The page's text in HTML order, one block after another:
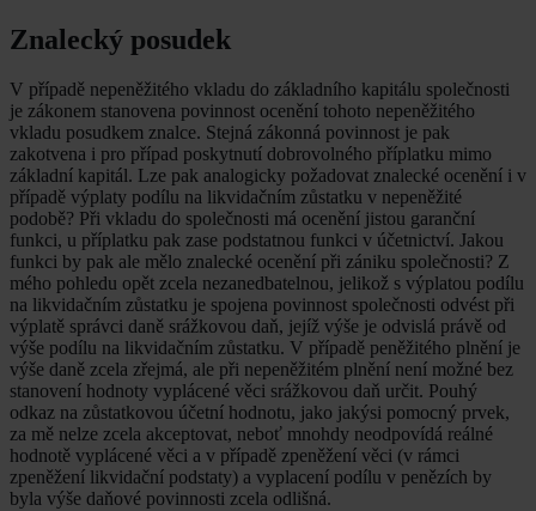
Znalecký posudek
V případě nepeněžitého vkladu do základního kapitálu společnosti
je zákonem stanovena povinnost ocenění tohoto nepeněžitého
vkladu posudkem znalce. Stejná zákonná povinnost je pak
zakotvena i pro případ poskytnutí dobrovolného příplatku mimo
základní kapitál. Lze pak analogicky požadovat znalecké ocenění i v
případě výplaty podílu na likvidačním zůstatku v nepeněžité
podobě? Při vkladu do společnosti má ocenění jistou garanční
funkci, u příplatku pak zase podstatnou funkci v účetnictví. Jakou
funkci by pak ale mělo znalecké ocenění při zániku společnosti? Z
mého pohledu opět zcela nezanedbatelnou, jelikož s výplatou podílu
na likvidačním zůstatku je spojena povinnost společnosti odvést při
výplatě správci daně srážkovou daň, jejíž výše je odvislá právě od
výše podílu na likvidačním zůstatku. V případě peněžitého plnění je
výše daně zcela zřejmá, ale při nepeněžitém plnění není možné bez
stanovení hodnoty vyplácené věci srážkovou daň určit. Pouhý
odkaz na zůstatkovou účetní hodnotu, jako jakýsi pomocný prvek,
za mě nelze zcela akceptovat, neboť mnohdy neodpovídá reálné
hodnotě vyplácené věci a v případě zpeněžení věci (v rámci
zpeněžení likvidační podstaty) a vyplacení podílu v penězích by
byla výše daňové povinnosti zcela odlišná.